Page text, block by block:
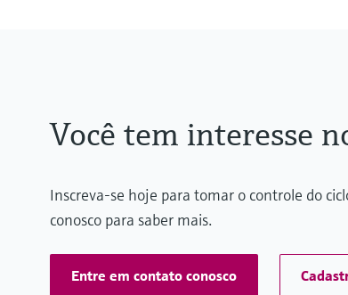
Você tem interesse
Inscreva-se hoje para tomar o controle do
conosco para saber mais.
Entre em contato conosco